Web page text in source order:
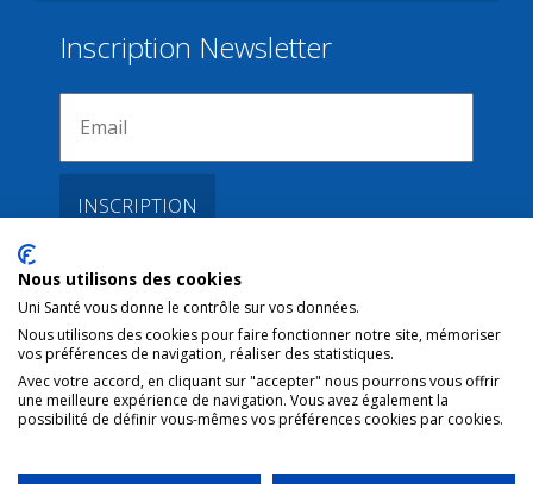
Inscription Newsletter
Liens
Conditions d’utilisation
Contact NL
Nous utilisons des cookies
Uni Santé vous donne le contrôle sur vos données.
Nous utilisons des cookies pour faire fonctionner notre site, mémoriser
vos préférences de navigation, réaliser des statistiques.
Avec votre accord, en cliquant sur "accepter" nous pourrons vous offrir
une meilleure expérience de navigation. Vous avez également la
possibilité de définir vous-mêmes vos préférences cookies par cookies.